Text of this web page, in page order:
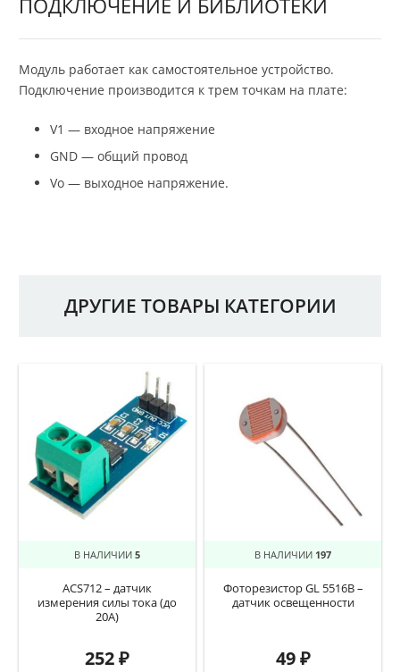
Модуль работает как самостоятельное устройство.
Подключение производится к трем точкам на плате:
V1 — входное напряжение
GND — общий провод
Vo — выходное напряжение.
ДРУГИЕ ТОВАРЫ КАТЕГОРИИ
В НАЛИЧИИ 5
ACS712 – датчик
измерения силы тока (до
20А)
252₽
В НАЛИЧИИ 197
Фоторезистор GL 5516B –
датчик освещенности
49₽